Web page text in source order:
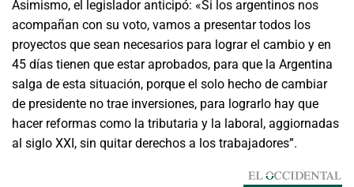
Asimismo, el legislador anticipó: «Si los argentinos nos
acompañan con su voto, vamos a presentar todos los
proyectos que sean necesarios para lograr el cambio y en
45 días tienen que estar aprobados, para que la Argentina
salga de esta situación, porque el solo hecho de cambiar
de presidente no trae inversiones, para lograrlo hay que
hacer reformas como la tributaria y la laboral, aggiornadas
al siglo XXI, sin quitar derechos a los trabajadores”.